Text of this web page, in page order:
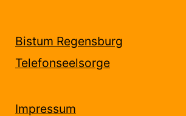
Bistum Regensburg
Telefonseelsorge
Impressum